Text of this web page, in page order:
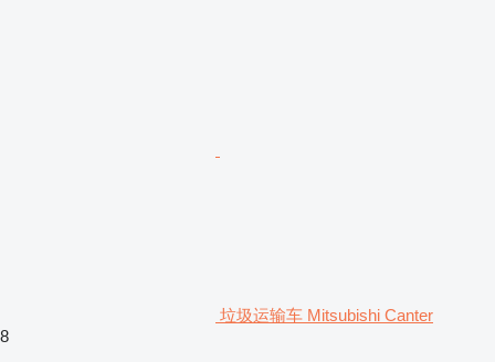
垃圾运输车 Mitsubishi Canter
8